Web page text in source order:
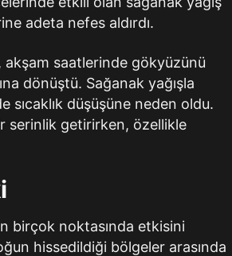
adeta nefes aldırdı.
saatlerinde gökyüzünü
dönüştü. Sağanak yağışla
düşüşüne neden oldu.
serinlik getirirken, özellikle
birçok noktasında etkisini
hissedildiği bölgeler arasında